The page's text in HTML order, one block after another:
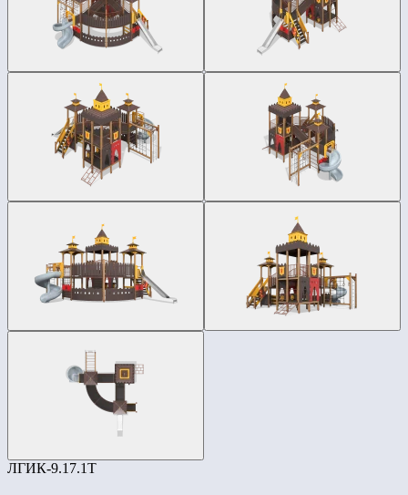
ЛГИК-9.17.1Т